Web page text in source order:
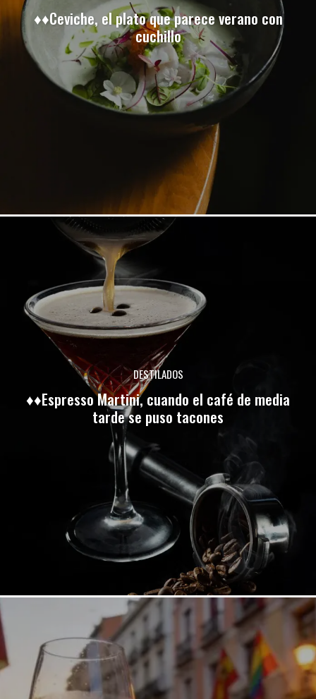
♦♦Ceviche, el plato que parece verano con
cuchillo
DESTILADOS
♦♦Espresso Martini, cuando el café de media
tarde se puso tacones